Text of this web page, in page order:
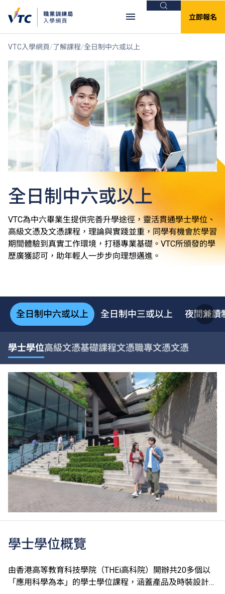
搜尋
立即報名
VTC入學網頁 了解課程 全日制中六或以上
全日制中六或以上
VTC為中六畢業生提供完善升學途徑，靈活貫通學士學位、
高級文憑及文憑課程，理論與實踐並重，同學有機會於學習
期間體驗到真實工作環境，打穩專業基礎。VTC所頒發的學
歷廣獲認可，助年輕人一步步向理想邁進。
全日制中六或以上 全日制中三或以上 夜間兼讀
學士學位高級文憑基礎課程文憑職專文憑文憑
學士學位概覽
由香港高等教育科技學院（THEi高科院）開辦共20多個以
「應用科學為本」的學士學位課程，涵蓋產品及時裝設計、